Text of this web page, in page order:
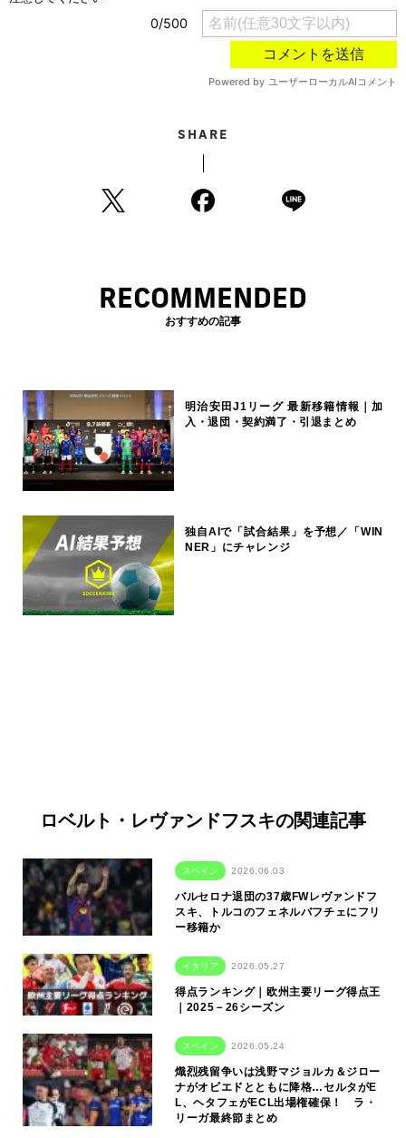
SHARE
RECOMMENDED
おすすめの記事
明治安田J1リーグ 最新移籍情報｜加
入・退団・契約満了・引退まとめ
独自AIで「試合結果」を予想／「WIN
NER」にチャレンジ
ロベルト・レヴァンドフスキの関連記事
スペイン 2026.06.03
バルセロナ退団の37歳FWレヴァンドフ
スキ、トルコのフェネルバフチェにフリ
ー移籍か
イタリア 2026.05.27
得点ランキング｜欧州主要リーグ得点王
｜2025－26シーズン
スペイン 2026.05.24
熾烈残留争いは浅野マジョルカ＆ジロー
ナがオビエドとともに降格…セルタがE
L、ヘタフェがECL出場権確保！ ラ・
リーガ最終節まとめ